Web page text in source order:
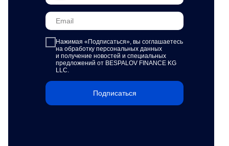
Нажимая «Подписаться», вы соглашаетесь
на обработку персональных данных
и получение новостей и специальных
предложений от BESPALOV FINANCE KG
LLC.
Подписаться